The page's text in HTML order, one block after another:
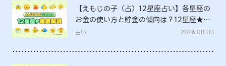
【えもじの子（占）12星座占い】各星座の
お金の使い方と貯金の傾向は？12星座★徹
底解説
占い 2026.08.03